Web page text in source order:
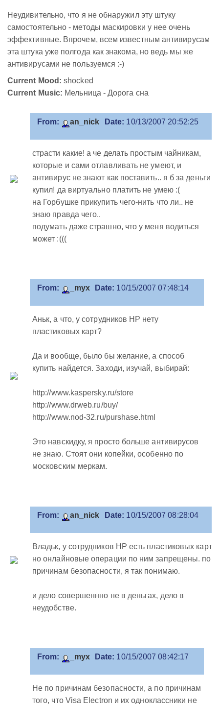
Неудивительно, что я не обнаружил эту штуку
самостоятельно - методы маскировки у нее очень
эффективные. Впрочем, всем известным антивирусам
эта штука уже полгода как знакома, но ведь мы же
антивирусами не пользуемся :-)
Current Mood: shocked
Current Music: Мельница - Дорога сна
From: an_nick Date: 10/13/2007 20:52:25
страсти какие! а че делать простым чайникам,
которые и сами отлавливать не умеют, и
антивирус не знают как поставить.. я б за деньги
купил! да виртуально платить не умею :(
на Горбушке прикупить чего-нить что ли.. не
знаю правда чего..
подумать даже страшно, что у меня водиться
может :(((
From: _myx Date: 10/15/2007 07:48:14
Аньк, а что, у сотрудников HP нету
пластиковых карт?
Да и вообще, было бы желание, а способ
купить найдется. Заходи, изучай, выбирай:
http://www.kaspersky.ru/store
http://www.drweb.ru/buy/
http://www.nod-32.ru/purshase.html
Это навскидку, я просто больше антивирусов
не знаю. Стоят они копейки, особенно по
московским меркам.
From: an_nick Date: 10/15/2007 08:28:04
Владьк, у сотрудников НР есть пластиковых карт.
но онлайновые операции по ним запрещены. по
причинам безопасности, я так понимаю.
и дело совершеннно не в деньгах, дело в
неудобстве.
From: _myx Date: 10/15/2007 08:42:17
Не по причинам безопасности, а по причинам
того, что Visa Electron и их одноклассники не